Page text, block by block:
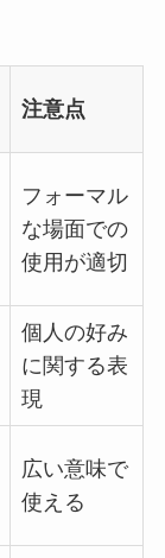
注意点
フォーマル
な場面での
使用が適切
個人の好み
に関する表
現
広い意味で
使える